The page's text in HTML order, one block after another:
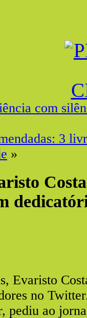
com
3
»
Evaristo
no
pediu ao